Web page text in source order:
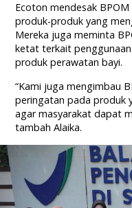
Ecoton mendesak
produk-produk yang
Mereka juga meminta
ketat terkait penggunaan
produk perawatan bayi.
“Kami juga mengimbau
peringatan pada produk
agar masyarakat dapat
tambah Alaika.